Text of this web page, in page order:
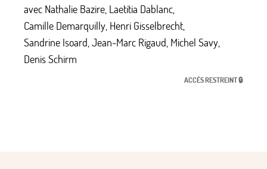
avec Nathalie Bazire Laetitia Dablanc
Camille Demarquilly, Henri Gisselbrecht,
Sandrine Isoard,Jean-Marc Rigaud, Michel Savy,
Denis Schirm
ACCÈS RESTREINT 🔒